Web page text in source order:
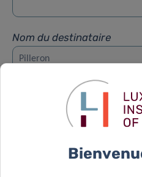
Nom du destinataire
Prénom du destinataire